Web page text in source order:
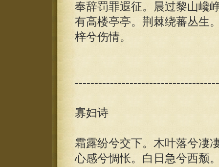
奉辞罚罪遐征。晨过黎山巉
有高楼亭亭。荆棘绕蕃丛生
梓兮伤情。
寡妇诗
霜露纷兮交下。木叶落兮凄
心感兮惆怅。白日急兮西颓